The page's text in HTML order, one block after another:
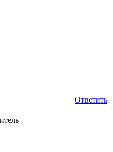
Ответить